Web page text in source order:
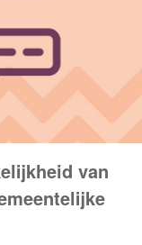
van